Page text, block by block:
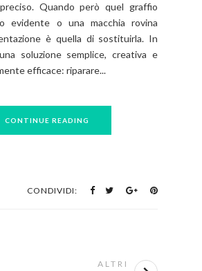
Quando però quel graffio
evidente o una macchia rovina
è quella di sostituirla. In
soluzione semplice, creativa e
efficace: riparare...
CONTINUE READING
CONDIVIDI:
ALTRI